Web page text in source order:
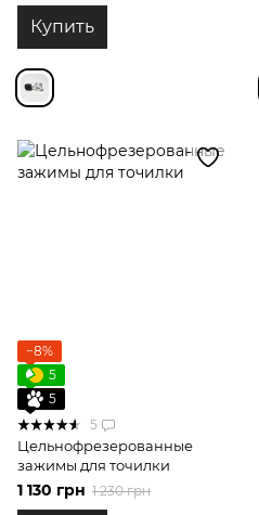
Купить
−8%
5
5
5
Цельнофрезерованные
зажимы для точилки
1 130 грн 1 230 грн